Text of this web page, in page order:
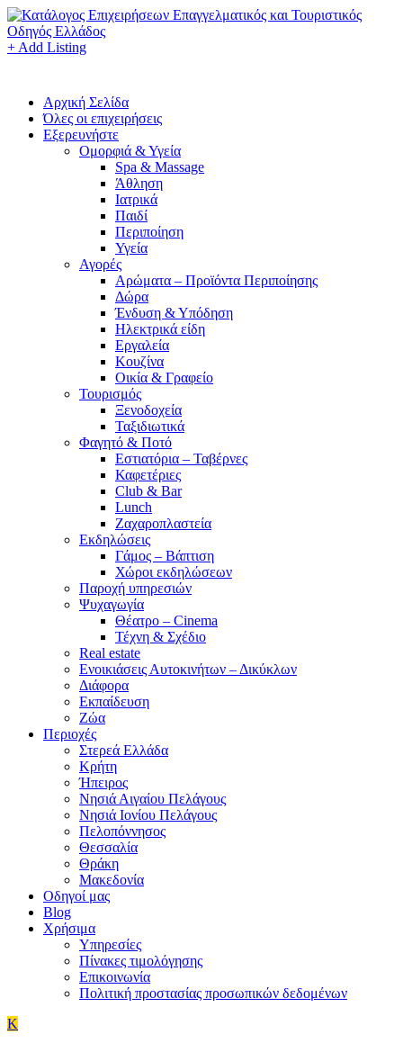
+ Add Listing
Αρχική Σελίδα
Όλες οι επιχειρήσεις
Εξερευνήστε
Ομορφιά & Υγεία
Spa & Massage
Άθληση
Ιατρικά
Παιδί
Περιποίηση
Υγεία
Αγορές
Αρώματα – Προϊόντα Περιποίησης
Δώρα
Ένδυση & Υπόδηση
Ηλεκτρικά είδη
Εργαλεία
Κουζίνα
Οικία & Γραφείο
Τουρισμός
Ξενοδοχεία
Ταξιδιωτικά
Φαγητό & Ποτό
Εστιατόρια – Ταβέρνες
Καφετέριες
Club & Bar
Lunch
Ζαχαροπλαστεία
Εκδηλώσεις
Γάμος – Βάπτιση
Χώροι εκδηλώσεων
Παροχή υπηρεσιών
Ψυχαγωγία
Θέατρο – Cinema
Τέχνη & Σχέδιο
Real estate
Ενοικιάσεις Αυτοκινήτων – Δικύκλων
Διάφορα
Εκπαίδευση
Ζώα
Περιοχές
Στερεά Ελλάδα
Κρήτη
Ήπειρος
Νησιά Αιγαίου Πελάγους
Νησιά Ιονίου Πελάγους
Πελοπόννησος
Θεσσαλία
Θράκη
Μακεδονία
Οδηγοί μας
Blog
Χρήσιμα
Υπηρεσίες
Πίνακες τιμολόγησης
Επικοινωνία
Πολιτική προστασίας προσωπικών δεδομένων
K